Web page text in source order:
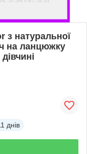
з натуральної
на ланцюжку
днів